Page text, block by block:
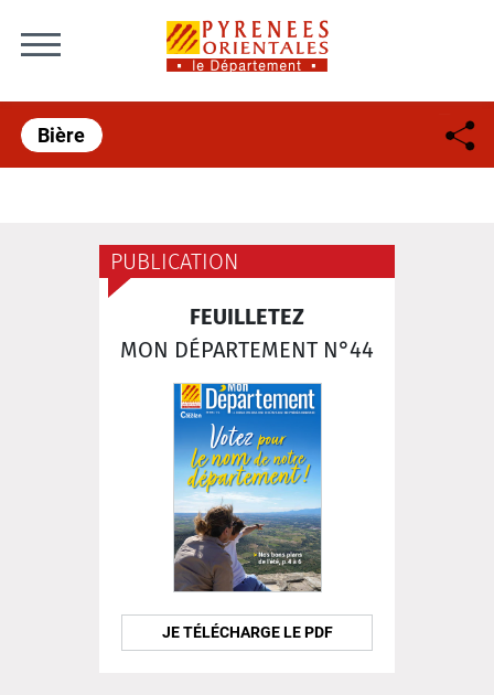
Bière
PUBLICATION
FEUILLETEZ
MON DÉPARTEMENT N°44
JE TÉLÉCHARGE LE PDF